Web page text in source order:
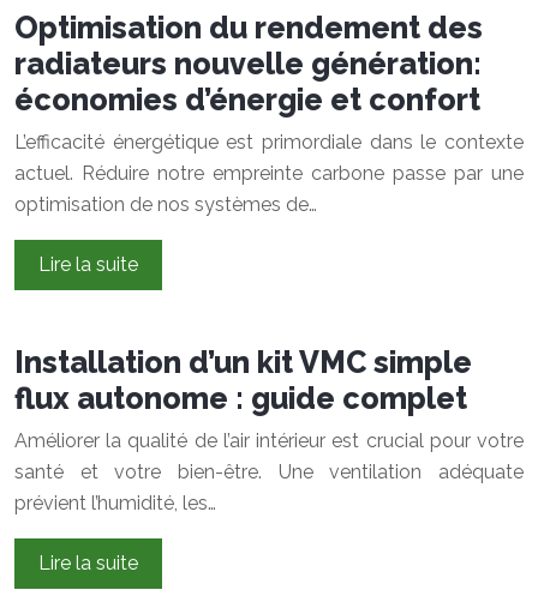
Optimisation du rendement des
radiateurs nouvelle génération:
économies d’énergie et confort
L’efficacité énergétique est primordiale dans le contexte
actuel. Réduire notre empreinte carbone passe par une
optimisation de nos systèmes de…
Lire la suite
Installation d’un kit VMC simple
flux autonome : guide complet
Améliorer la qualité de l’air intérieur est crucial pour votre
santé et votre bien-être. Une ventilation adéquate
prévient l’humidité, les…
Lire la suite